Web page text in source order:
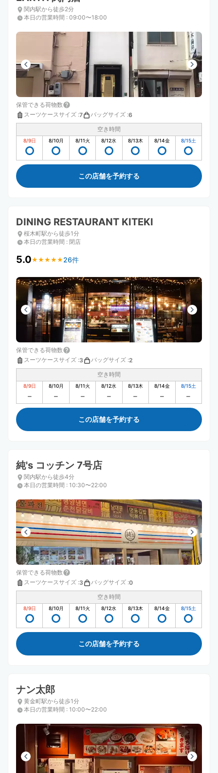
関内駅から徒歩2分
本日の営業時間 : 09:00〜18:00
保管できる荷物数
スーツケースサイズ :7 バッグサイズ :6
空き時間
8/9日 8/10月 8/11火 8/12水 8/13木 8/14金 8/15土
この店舗を予約する
DINING RESTAURANT KITEKI
桜木町駅から徒歩1分
本日の営業時間 : 閉店
5.0★ ★ ★ ★ ★
★ ★ ★ ★ ★ 26件
保管できる荷物数
スーツケースサイズ :3 バッグサイズ :2
空き時間
8/9日 8/10月 8/11火 8/12水 8/13木 8/14金 8/15土
この店舗を予約する
純's コッチン 7号店
関内駅から徒歩4分
本日の営業時間 : 10:30〜22:00
保管できる荷物数
スーツケースサイズ :3 バッグサイズ :0
空き時間
8/9日 8/10月 8/11火 8/12水 8/13木 8/14金 8/15土
この店舗を予約する
ナン太郎
黄金町駅から徒歩1分
本日の営業時間 : 10:00〜22:00